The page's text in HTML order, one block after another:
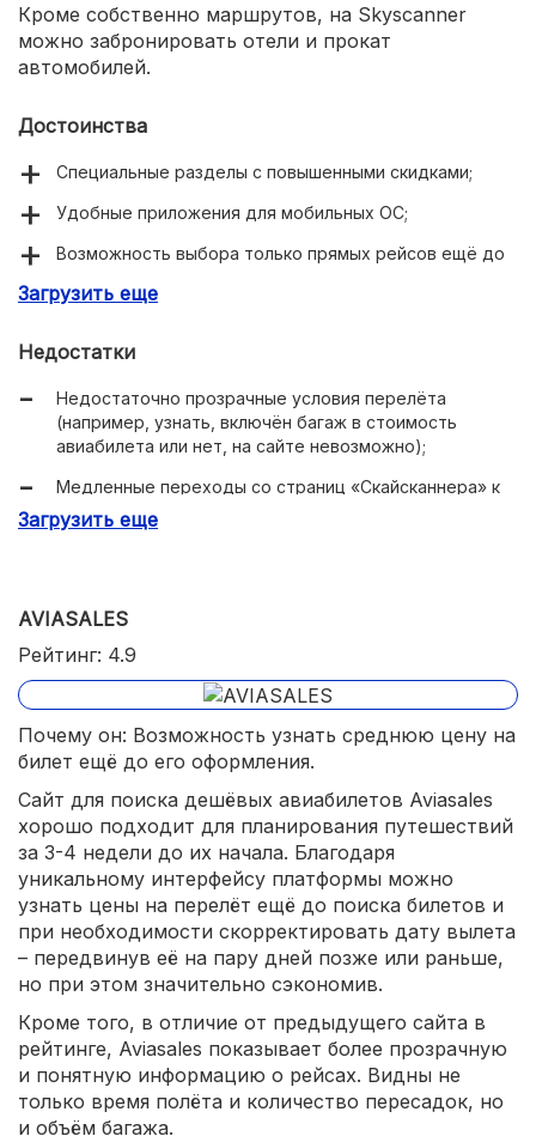
Кроме собственно маршрутов, на Skyscanner
можно забронировать отели и прокат
автомобилей.
Достоинства
Специальные разделы с повышенными скидками;
Удобные приложения для мобильных ОС;
Возможность выбора только прямых рейсов ещё до
Загрузить еще
Недостатки
Недостаточно прозрачные условия перелёта
(например, узнать, включён багаж в стоимость
авиабилета или нет, на сайте невозможно);
Медленные переходы со страниц «Скайсканнера» к
непосредственно продавцам;
Загрузить еще
AVIASALES
Рейтинг: 4.9
Почему он: Возможность узнать среднюю цену на
билет ещё до его оформления.
Сайт для поиска дешёвых авиабилетов Aviasales
хорошо подходит для планирования путешествий
за 3-4 недели до их начала. Благодаря
уникальному интерфейсу платформы можно
узнать цены на перелёт ещё до поиска билетов и
при необходимости скорректировать дату вылета
– передвинув её на пару дней позже или раньше,
но при этом значительно сэкономив.
Кроме того, в отличие от предыдущего сайта в
рейтинге, Aviasales показывает более прозрачную
и понятную информацию о рейсах. Видны не
только время полёта и количество пересадок, но
и объём багажа.